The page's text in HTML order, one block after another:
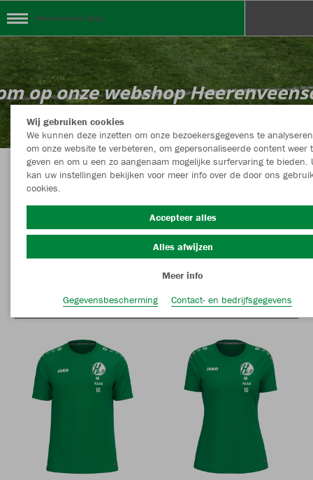
Heerenveense Boys
Webshop Heerenveense Boys
Maat
Wij gebruiken cookies
We kunnen deze inzetten om onze bezoekersgegevens te
om onze website te verbeteren, om gepersonaliseerde content weer
geven en om u een zo aangenaam mogelijke surfervaring te bieden.
kan uw instellingen bekijken voor meer info over de door ons
cookies.
Accepteer alles
Alles afwijzen
Meer info
Gegevensbescherming
Contact- en bedrijfsgegevens